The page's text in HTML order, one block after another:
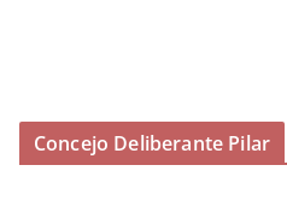
Concejo Deliberante Pilar